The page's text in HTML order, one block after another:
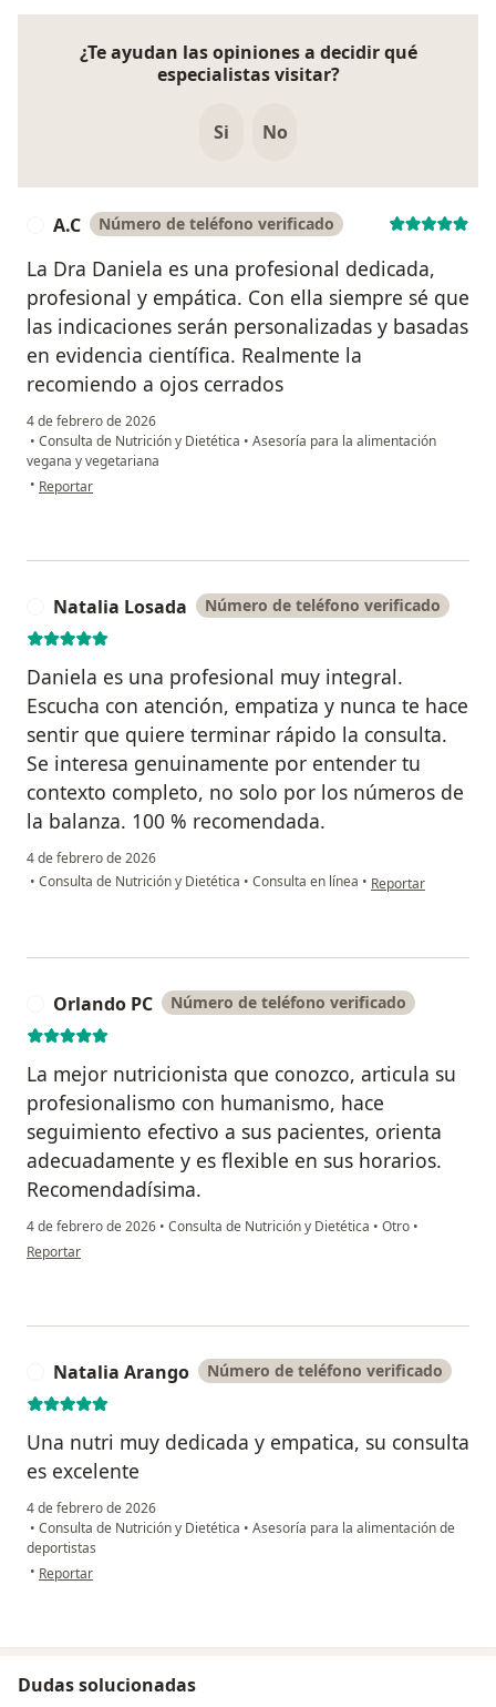
¿Te ayudan las opiniones a decidir qué
especialistas visitar?
Si No
A.C Número de teléfono verificado
La Dra Daniela es una profesional dedicada,
profesional y empática. Con ella siempre sé que
las indicaciones serán personalizadas y basadas
en evidencia científica. Realmente la
recomiendo a ojos cerrados
4 de febrero de 2026
• Consulta de Nutrición y Dietética • Asesoría para la alimentación
vegana y vegetariana
• en opinión del usuario A.C
Reportar
Natalia Losada Número de teléfono verificado
Daniela es una profesional muy integral.
Escucha con atención, empatiza y nunca te hace
sentir que quiere terminar rápido la consulta.
Se interesa genuinamente por entender tu
contexto completo, no solo por los números de
la balanza. 100 % recomendada.
4 de febrero de 2026
• Consulta de Nutrición y Dietética • Consulta en línea • en opinión del
Reportar
Orlando PC Número de teléfono verificado
La mejor nutricionista que conozco, articula su
profesionalismo con humanismo, hace
seguimiento efectivo a sus pacientes, orienta
adecuadamente y es flexible en sus horarios.
Recomendadísima.
4 de febrero de 2026 • Consulta de Nutrición y Dietética • Otro •
en opinión del usuario Orlando PC
Reportar
Natalia Arango Número de teléfono verificado
Una nutri muy dedicada y empatica, su consulta
es excelente
4 de febrero de 2026
• Consulta de Nutrición y Dietética • Asesoría para la alimentación de
deportistas
• en opinión del usuario Natalia Arango
Reportar
Dudas solucionadas